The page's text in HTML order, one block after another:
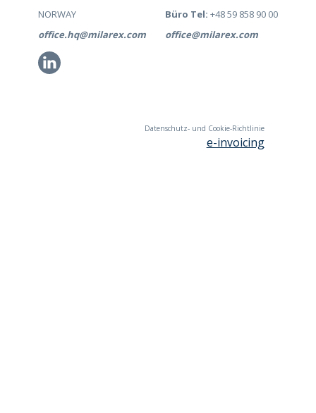
NORWAY
office.hq@milarex.com
Li
Büro Tel: +48 59 858 90 00
office@milarex.com
Datenschutz- und Cookie-Richtlinie
e-invoicing